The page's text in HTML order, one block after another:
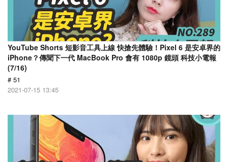
YouTube Shorts 短影音工具上線 快搶先體驗！Pixel 6 是安卓界的
iPhone？傳聞下一代 MacBook Pro 會有 1080p 鏡頭 科技小電報
(7/16)
# 51
2021-07-15 13:45